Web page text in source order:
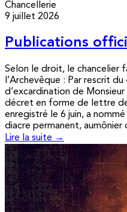
Chancellerie
9 juillet 2026
Publications
Selon le droit, le chancelier
l’Archevêque : Par rescrit
d’excardination de
décret en forme de lettre
enregistré le 6 juin, a
diacre permanent, aumônier
Lire la suite →